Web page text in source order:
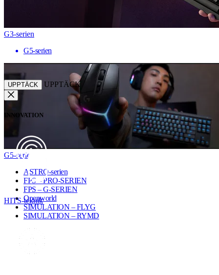
G3-serien
G5-serien
G5-serien
ASTRO-serien
FPS – PRO-SERIEN
FPS – G-SERIEN
Openworld
SIMULATION – FLYG
SIMULATION – RYMD
UPPTÄCK UPPTÄCK
INNOVATION
HITS-teknik